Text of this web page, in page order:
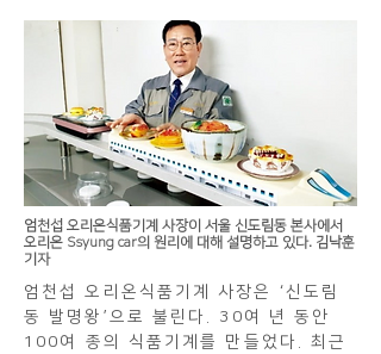
엄천섭 오리온식품기계 사장이 서울 신도림동 본사에서
오리온 Ssyung car의 원리에 대해 설명하고 있다. 김낙훈
기자
엄천섭 오리온식품기계 사장은 ‘신도림
동 발명왕’으로 불린다. 30여 년 동안
100여 종의 식품기계를 만들었다. 최근